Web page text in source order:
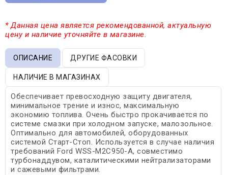
* Данная цена является рекомендованной, актуальную
цену и наличие уточняйте в магазине.
ОПИСАНИЕ ДРУГИЕ ФАСОВКИ
НАЛИЧИЕ В МАГАЗИНАХ
Обеспечивает превосходную защиту двигателя,
минимальное трение и износ, максимальную
экономию топлива. Очень быстро прокачивается по
системе смазки при холодном запуске, малозольное.
Оптимально для автомобилей, оборудованных
системой Старт-Стоп. Используется в случае наличия
требований Ford WSS-M2C950-A, совместимо
турбонаддувом, каталитическими нейтрализаторами
и сажевыми фильтрами.